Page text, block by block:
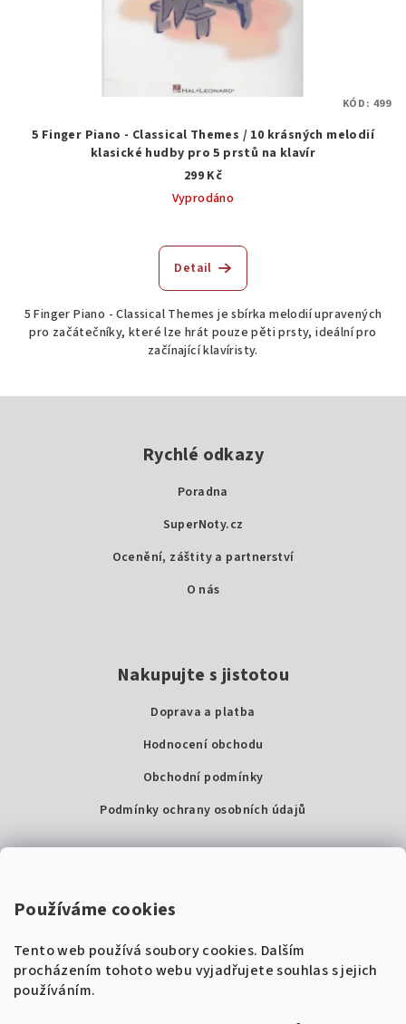
Používáme cookies
Tento web používá soubory cookies. Dalším
procházením tohoto webu vyjadřujete souhlas s jejich
používáním.
5 Finger Piano - Classical Themes / 10 krásných melodií
klasické hudby pro 5 prstů na klavír
299 Kč
Vyprodáno
Detail
5 Finger Piano - Classical Themes je sbírka melodií upravených
pro začátečníky, které lze hrát pouze pěti prsty, ideální pro
začínající klavíristy.
KÓD: 499
Rychlé odkazy
Poradna
SuperNoty.cz
Ocenění, záštity a partnerství
O nás
Nakupujte s jistotou
Doprava a platba
Hodnocení obchodu
Obchodní podmínky
Podmínky ochrany osobních údajů
Super Noty, s.r.o.
IČ: 04568672